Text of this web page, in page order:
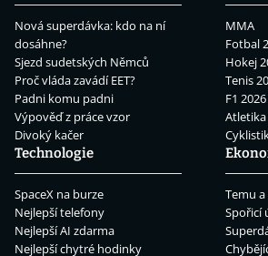
Nová superdávka: kdo na ní
dosáhne?
Sjezd sudetských Němců
Proč vláda zavádí EET?
Padni komu padni
Výpověď z práce vzor
Divoký kačer
MMA
Fotbal
Hokej
Tenis
F1 2026
Atletika
Technologie
SpaceX na burze
Nejlepší telefony
Nejlepší AI zdarma
Nejlepší chytré hodinky
Temu a
Spořicí